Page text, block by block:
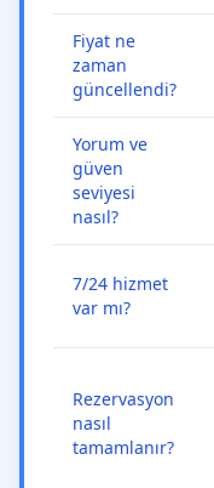
Fiyat ne
zaman
güncellendi?
Yorum ve
güven
seviyesi
nasıl?
7/24 hizmet
var mı?
Rezervasyon
nasıl
tamamlanır?